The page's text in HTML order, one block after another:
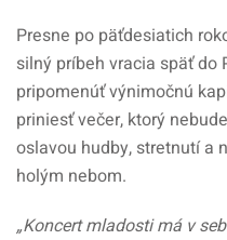
Presne po päťdesiatich
silný príbeh vracia späť do
pripomenúť výnimočnú
priniesť večer, ktorý
oslavou hudby, stretnutí a
holým nebom.
„Koncert mladosti má v